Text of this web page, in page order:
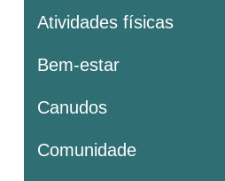
Atividades físicas
Bem-estar
Canudos
Comunidade